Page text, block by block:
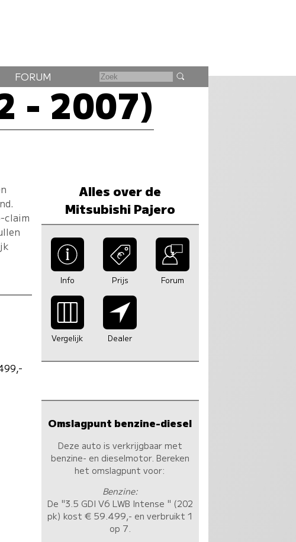
FORUM
- 2007)
claim
Alles over de
Mitsubishi Pajero
Info Prijs Forum
Vergelijk Dealer
Omslagpunt benzine-diesel
Deze auto is verkrijgbaar met
benzine- en dieselmotor. Bereken
het omslagpunt voor:
Benzine:
De "3.5 GDI V6 LWB Intense " (202
pk) kost € 59.499,- en verbruikt 1
op 7.